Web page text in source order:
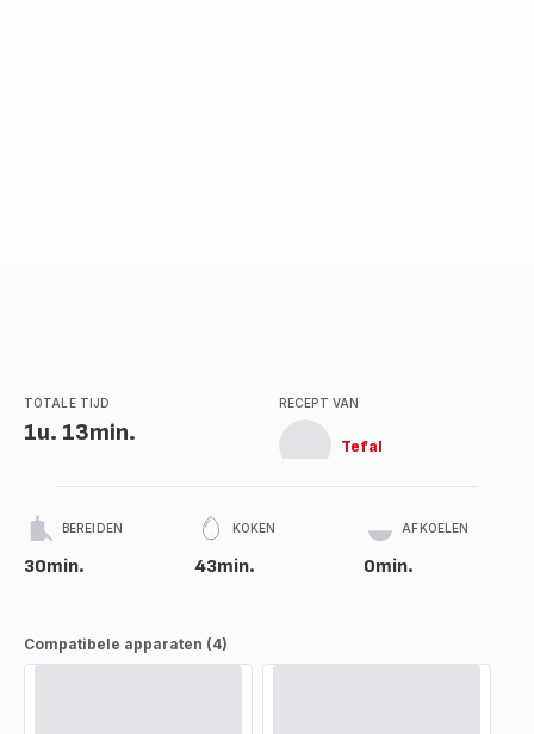
TOTALE TIJD
1u. 13min.
RECEPT VAN
Tefal
BEREIDEN
30min.
KOKEN
43min.
AFKOELEN
0min.
Compatibele apparaten (4)